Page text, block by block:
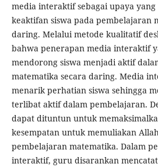
media interaktif sebagai upaya
keaktifan siswa pada pembelajaran
daring. Melalui metode kualitatif
bahwa penerapan media interaktif
mendorong siswa menjadi aktif
matematika secara daring. Media
menarik perhatian siswa sehingga
terlibat aktif dalam pembelajaran.
dapat dituntun untuk
kesempatan untuk memuliakan
pembelajaran matematika. Dalam
interaktif, guru disarankan